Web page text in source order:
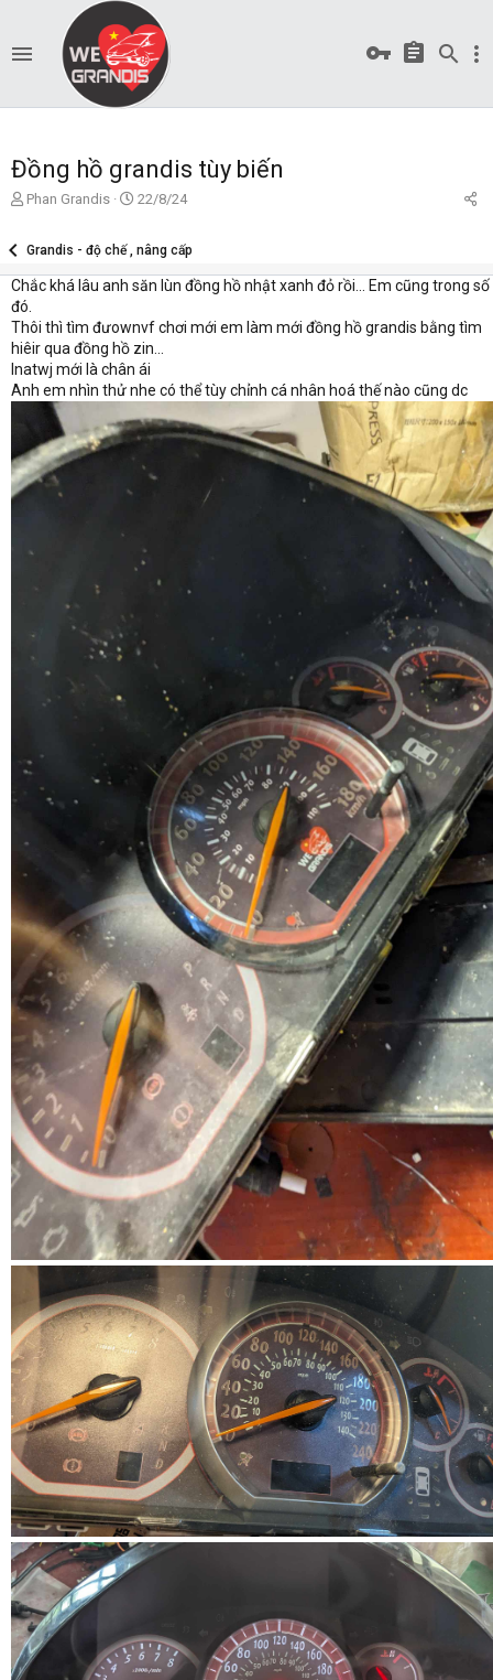
Đồng hồ grandis tùy biến
T
b
ở
i
Phan Grandis
S
r
t
t
e
22/8/24
Grandis - độ chế , nâng cấp
Chắc khá lâu anh săn lùn đồng hồ nhật xanh đỏ rồi... Em cũng trong số
đó.
Thôi thì tìm đưownvf chơi mới em làm mới đồng hồ grandis bằng tìm
hiêir qua đồng hồ zin...
Inatwj mới là chân ái
Anh em nhìn thử nhe có thể tùy chỉnh cá nhân hoá thế nào cũng dc